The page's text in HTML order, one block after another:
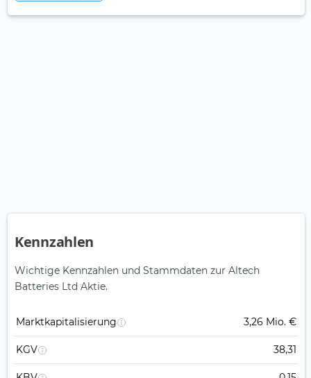
Kennzahlen
Wichtige Kennzahlen und Stammdaten zur Altech
Batteries Ltd Aktie.
Marktkapitalisierung 3,26 Mio. €
KGV 38,31